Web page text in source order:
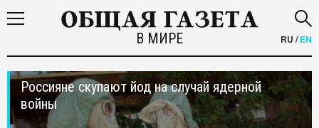
В МИРЕ RU /EN
Россияне скупают йод на случай ядерной
войны